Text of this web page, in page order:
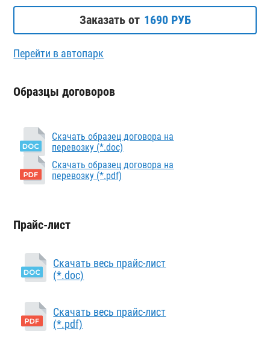
Заказать от 1690 РУБ
Перейти в автопарк
Образцы договоров
Скачать образец договора на
перевозку (*.doc)
Скачать образец договора на
перевозку (*.pdf)
Прайс-лист
Скачать весь прайс-лист
(*.doc)
Скачать весь прайс-лист
(*.pdf)